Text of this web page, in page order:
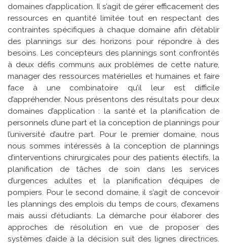
domaines d’application. Il s’agit de gérer efficacement des
ressources en quantité limitée tout en respectant des
contraintes spécifiques à chaque domaine afin d’établir
des plannings sur des horizons pour répondre à des
besoins. Les concepteurs des plannings sont confrontés
à deux défis communs aux problèmes de cette nature,
manager des ressources matérielles et humaines et faire
face à une combinatoire qu’il leur est difficile
d’appréhender. Nous présentons des résultats pour deux
domaines d’application : la santé et la planification de
personnels d’une part et la conception de plannings pour
l’université d’autre part. Pour le premier domaine, nous
nous sommes intéressés à la conception de plannings
d’interventions chirurgicales pour des patients électifs, la
planification de tâches de soin dans les services
d’urgences adultes et la planification d’équipes de
pompiers. Pour le second domaine, il s’agit de concevoir
les plannings des emplois du temps de cours, d’examens
mais aussi d’étudiants. La démarche pour élaborer des
approches de résolution en vue de proposer des
systèmes d’aide à la décision suit des lignes directrices.